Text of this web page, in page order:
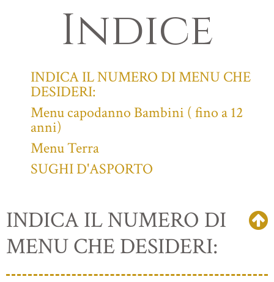
Indice
INDICA IL NUMERO DI MENU CHE
DESIDERI:
Menu capodanno Bambini ( fino a 12
anni)
Menu Terra
SUGHI D'ASPORTO
INDICA IL NUMERO DI
MENU CHE DESIDERI: